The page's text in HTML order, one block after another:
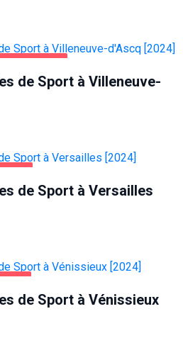
D'ASCQ
de Sport à Villeneuve-
de Sport à Versailles
de Sport à Vénissieux